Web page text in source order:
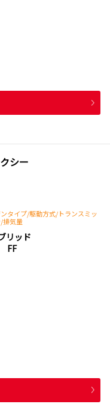
シー
タイプ/駆動方式/トランスミッ
/排気量
リッド
FF